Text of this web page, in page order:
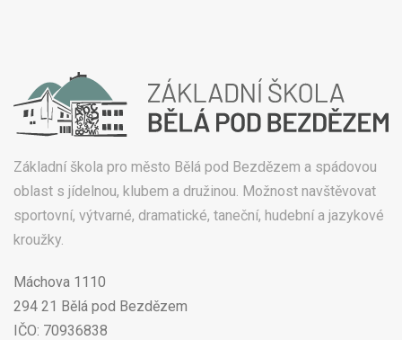
Základní škola pro město Bělá pod Bezdězem a spádovou
oblast s jídelnou, klubem a družinou. Možnost navštěvovat
sportovní, výtvarné, dramatické, taneční, hudební a jazykové
kroužky.
Máchova 1110
294 21 Bělá pod Bezdězem
IČO: 70936838